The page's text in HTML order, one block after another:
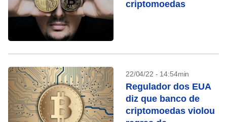
criptomoedas
22/04/22 - 14:54min
Regulador dos EUA
diz que banco de
criptomoedas violou